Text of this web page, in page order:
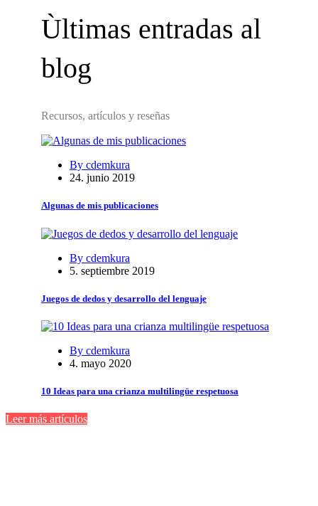
Ùltimas entradas al
blog
Recursos, artículos y reseñas
By cdemkura
24. junio 2019
Algunas de mis publicaciones
By cdemkura
5. septiembre 2019
Juegos de dedos y desarrollo del lenguaje
By cdemkura
4. mayo 2020
10 Ideas para una crianza multilingüe respetuosa
Leer más artículos